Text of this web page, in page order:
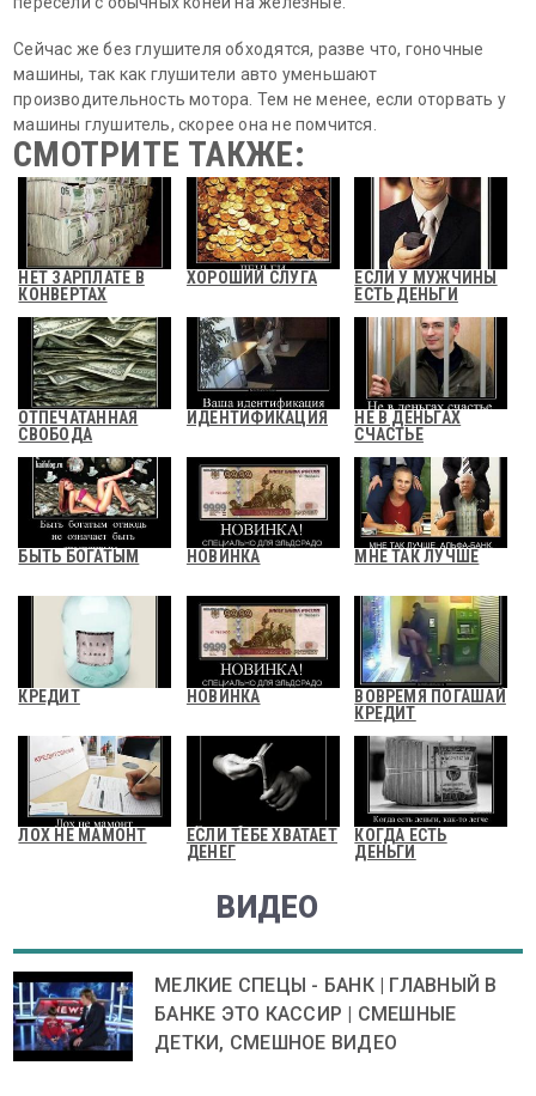
Сейчас же без глушителя обходятся, разве что, гоночные
машины, так как глушители авто уменьшают
производительность мотора. Тем не менее, если оторвать у
машины глушитель, скорее она не помчится.
СМОТРИТЕ ТАКЖЕ:
НЕТ ЗАРПЛАТЕ В
КОНВЕРТАХ
ХОРОШИЙ СЛУГА
ЕСЛИ У МУЖЧИНЫ
ЕСТЬ ДЕНЬГИ
ОТПЕЧАТАННАЯ
СВОБОДА
ИДЕНТИФИКАЦИЯ
НЕ В ДЕНЬГАХ
СЧАСТЬЕ
БЫТЬ БОГАТЫМ НОВИНКА МНЕ ТАК ЛУЧШЕ
КРЕДИТ НОВИНКА
ВОВРЕМЯ ПОГАШАЙ
КРЕДИТ
ЛОХ НЕ МАМОНТ
ЕСЛИ ТЕБЕ ХВАТАЕТ
ДЕНЕГ
КОГДА ЕСТЬ
ДЕНЬГИ
ВИДЕО
МЕЛКИЕ СПЕЦЫ - БАНК | ГЛАВНЫЙ В
БАНКЕ ЭТО КАССИР | СМЕШНЫЕ
ДЕТКИ, СМЕШНОЕ ВИДЕО